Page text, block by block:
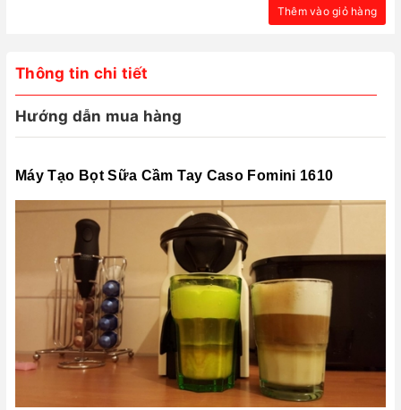
Thêm vào giỏ hàng
Thông tin chi tiết
Hướng dẫn mua hàng
Máy Tạo Bọt Sữa Cầm Tay Caso Fomini 1610